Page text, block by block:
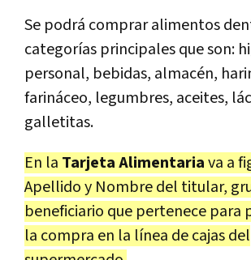
Se podrá comprar alimentos
categorías principales que son:
personal, bebidas, almacén,
farináceo, legumbres, aceites,
galletitas.
En la Tarjeta Alimentariava a
Apellido y Nombre del titular,
beneficiario que pertenece para
la compra en la línea de cajas del